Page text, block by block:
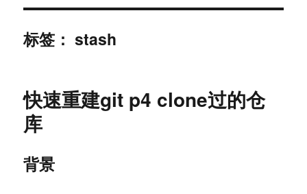
标签：stash
快速重建git p4 clone过的仓
库
背景